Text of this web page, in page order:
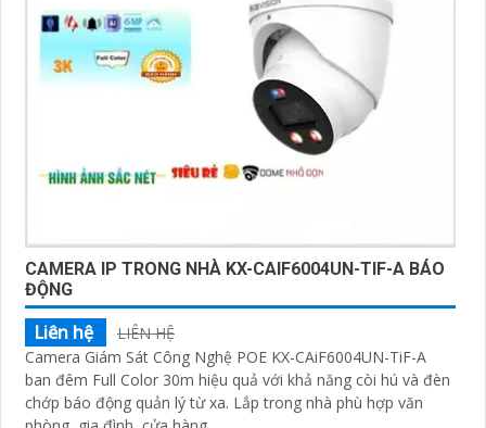
CAMERA IP TRONG NHÀ KX-CAIF6004UN-TIF-A BÁO
ĐỘNG
Liên hệ
LIÊN HỆ
Camera Giám Sát Công Nghệ POE KX-CAiF6004UN-TiF-A
ban đêm Full Color 30m hiệu quả với khả năng còi hú và đèn
chớp báo động quản lý từ xa. Lắp trong nhà phù hợp văn